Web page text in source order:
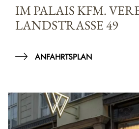
IM PALAIS KFM.
LANDSTRASSE 49
ANFAHRTSPLAN